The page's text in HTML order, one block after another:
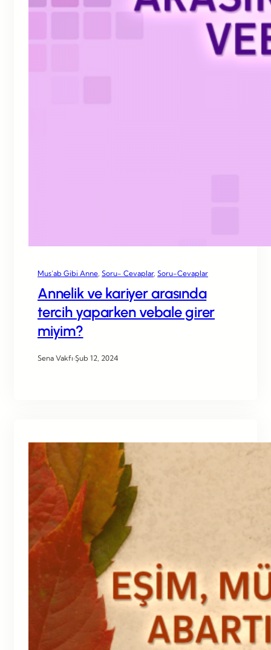
Mus’ab Gibi Anne Soru- Cevaplar, Soru-Cevaplar
Annelik ve kariyer arasında
tercih yaparken vebale girer
miyim?
Sena Vakfı·Şub 12, 2024